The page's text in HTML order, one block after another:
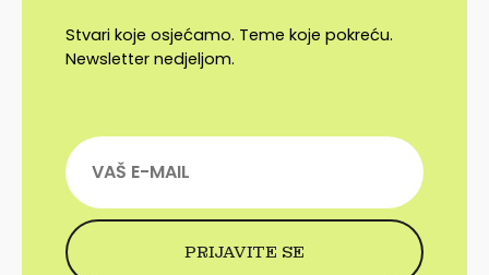
Stvari koje osjećamo. Teme koje pokreću.
Newsletter nedjeljom.